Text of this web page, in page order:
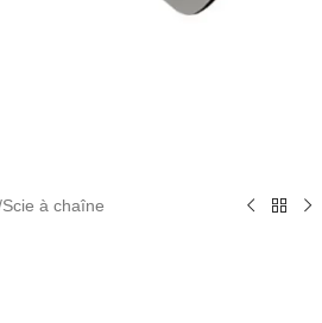
Scie à chaîne